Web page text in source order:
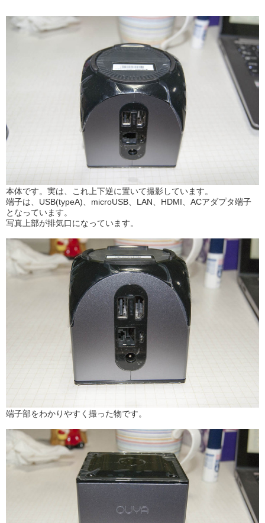
本体です。実は、これ上下逆に置いて撮影しています。
端子は、USB(typeA)、microUSB、LAN、HDMI、ACアダプタ端子
となっています。
写真上部が排気口になっています。
端子部をわかりやすく撮った物です。